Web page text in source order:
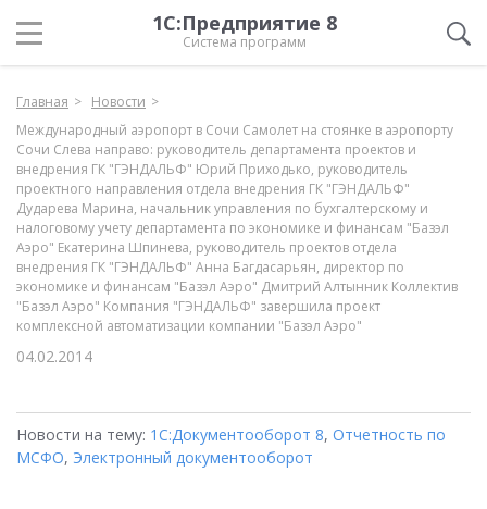
1С:Предприятие 8
Система программ
Главная
Новости
Международный аэропорт в Сочи Самолет на стоянке в аэропорту
Сочи Слева направо: руководитель департамента проектов и
внедрения ГК "ГЭНДАЛЬФ" Юрий Приходько, руководитель
проектного направления отдела внедрения ГК "ГЭНДАЛЬФ"
Дударева Марина, начальник управления по бухгалтерскому и
налоговому учету департамента по экономике и финансам "Базэл
Аэро" Екатерина Шпинева, руководитель проектов отдела
внедрения ГК "ГЭНДАЛЬФ" Анна Багдасарьян, директор по
экономике и финансам "Базэл Аэро" Дмитрий Алтынник Коллектив
"Базэл Аэро" Компания "ГЭНДАЛЬФ" завершила проект
комплексной автоматизации компании "Базэл Аэро"
04.02.2014
Новости на тему: 1С:Документооборот 8, Отчетность по
МСФО, Электронный документооборот